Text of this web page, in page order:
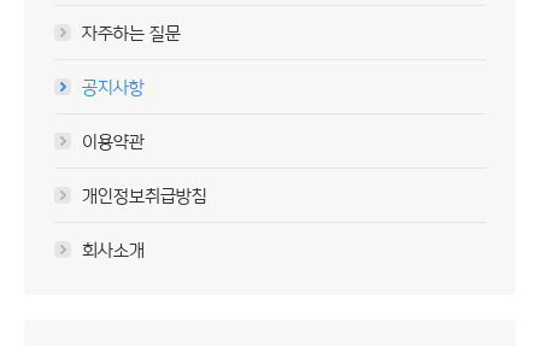
자주하는 질문
공지사항
이용약관
개인정보취급방침
회사소개